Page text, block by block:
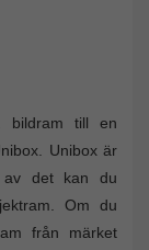
bildram till en
Unibox är
av det kan du
Om du
från märket